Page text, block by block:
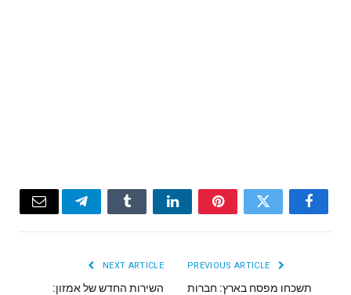
Facebook
Twitter
Pinterest
LinkedIn
Tumblr
Telegram
Email
תשכחו מפסח בארץ: חברות
NEXT ARTICLE
השירות החדש של אמזון: